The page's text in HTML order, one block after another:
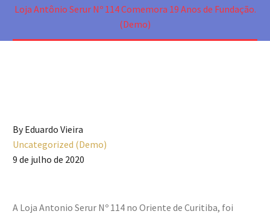
Loja Antônio Serur Nº 114 Comemora 19 Anos de Fundação.
(Demo)
By Eduardo Vieira
Uncategorized (Demo)
9 de julho de 2020
A Loja Antonio Serur Nº 114 no Oriente de Curitiba, foi